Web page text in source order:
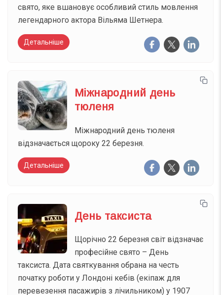
свято, яке вшановує особливий стиль мовлення
легендарного актора Вільяма Шетнера.
Детальніше
Міжнародний день
тюленя
Міжнародний день тюленя
відзначається щороку 22 березня.
Детальніше
День таксиста
Щорічно 22 березня світ відзначає
професійне свято – День
таксиста. Дата святкування обрана на честь
початку роботи у Лондоні кебів (екіпаж для
перевезення пасажирів з лічильником) у 1907